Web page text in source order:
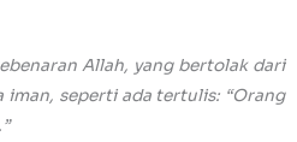
Allah, yang bertolak dari
iman, seperti ada tertulis: “Orang